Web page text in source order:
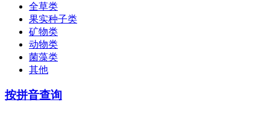
全草类
果实种子类
矿物类
动物类
菌藻类
其他
按拼音查询